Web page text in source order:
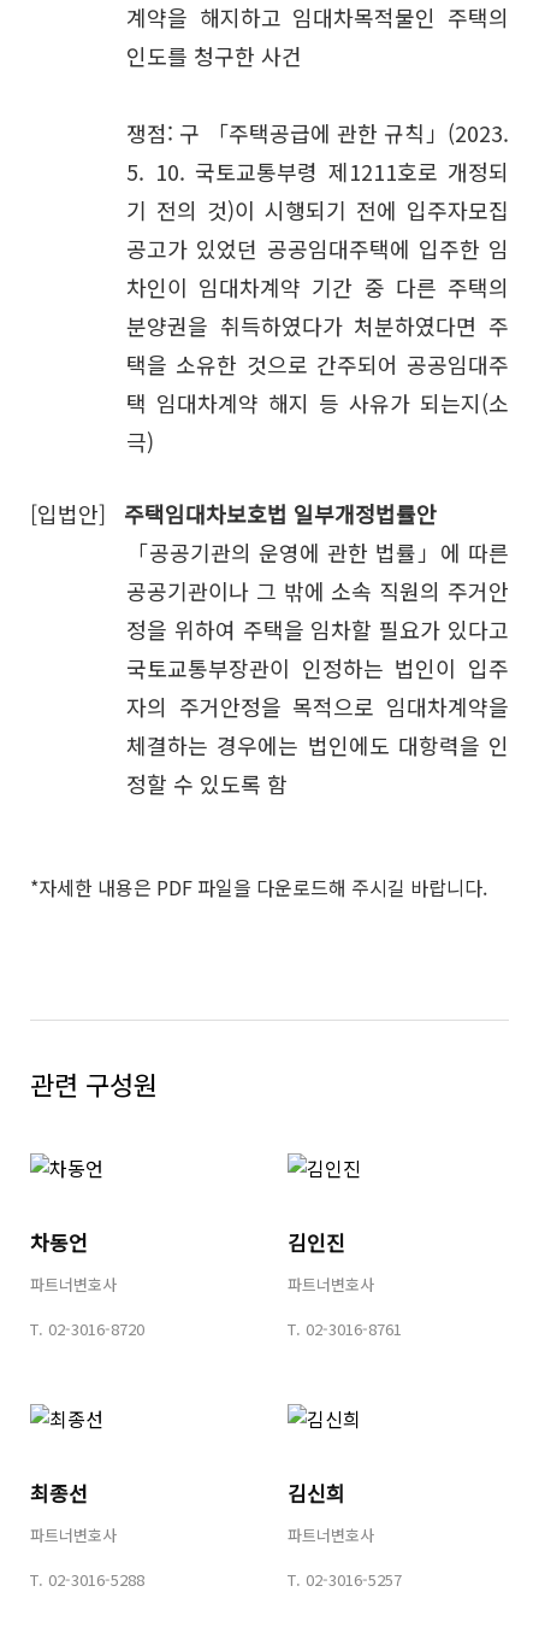
계약을 해지하고 임대차목적물인 주택의
인도를 청구한 사건
쟁점: 구 「주택공급에 관한 규칙」(2023.
5. 10. 국토교통부령 제1211호로 개정되
기 전의 것)이 시행되기 전에 입주자모집
공고가 있었던 공공임대주택에 입주한 임
차인이 임대차계약 기간 중 다른 주택의
분양권을 취득하였다가 처분하였다면 주
택을 소유한 것으로 간주되어 공공임대주
택 임대차계약 해지 등 사유가 되는지(소
극)
[입법안] 주택임대차보호법 일부개정법률안
「공공기관의 운영에 관한 법률」에 따른
공공기관이나 그 밖에 소속 직원의 주거안
정을 위하여 주택을 임차할 필요가 있다고
국토교통부장관이 인정하는 법인이 입주
자의 주거안정을 목적으로 임대차계약을
체결하는 경우에는 법인에도 대항력을 인
정할 수 있도록 함
*자세한 내용은 PDF 파일을 다운로드해 주시길 바랍니다.
관련 구성원
차동언
파트너변호사
T. 02-3016-8720
김인진
파트너변호사
T. 02-3016-8761
최종선
파트너변호사
T. 02-3016-5288
김신희
파트너변호사
T. 02-3016-5257